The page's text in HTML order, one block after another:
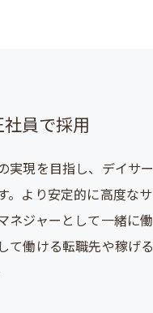
員で採用
実現を目指し、デイサ
。より安定的に高度な
ジャーとして一緒に
て働ける転職先や稼げ